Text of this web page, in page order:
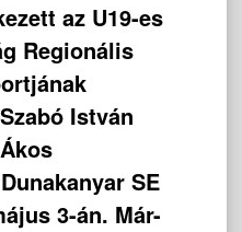
az U19-es
Regionális
István
SE
3-án. Már-